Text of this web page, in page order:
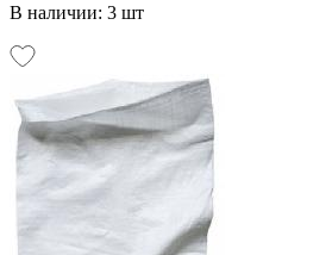
В наличии: 3 шт